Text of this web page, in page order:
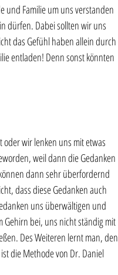
und Familie um uns verstanden
dürfen. Dabei sollten wir uns
das Gefühl haben allein durch
entladen! Denn sonst könnten
wir lenken uns mit etwas
weil dann die Gedanken
dann sehr überfordernd
dass diese Gedanken auch
uns überwältigen und
Gehirn bei, uns nicht ständig mit
Des Weiteren lernt man, den
die Methode von Dr. Daniel